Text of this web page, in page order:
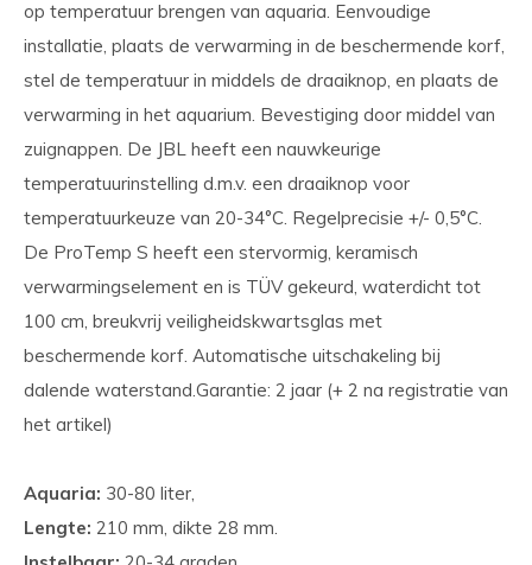
op temperatuur brengen van aquaria. Eenvoudige
installatie, plaats de verwarming in de beschermende korf,
stel de temperatuur in middels de draaiknop, en plaats de
verwarming in het aquarium. Bevestiging door middel van
zuignappen. De JBL heeft een nauwkeurige
temperatuurinstelling d.m.v. een draaiknop voor
temperatuurkeuze van 20-34°C. Regelprecisie +/- 0,5°C.
De ProTemp S heeft een stervormig, keramisch
verwarmingselement en is TÜV gekeurd, waterdicht tot
100 cm, breukvrij veiligheidskwartsglas met
beschermende korf. Automatische uitschakeling bij
dalende waterstand.Garantie: 2 jaar (+ 2 na registratie van
het artikel)
Aquaria: 30-80 liter,
Lengte: 210 mm, dikte 28 mm.